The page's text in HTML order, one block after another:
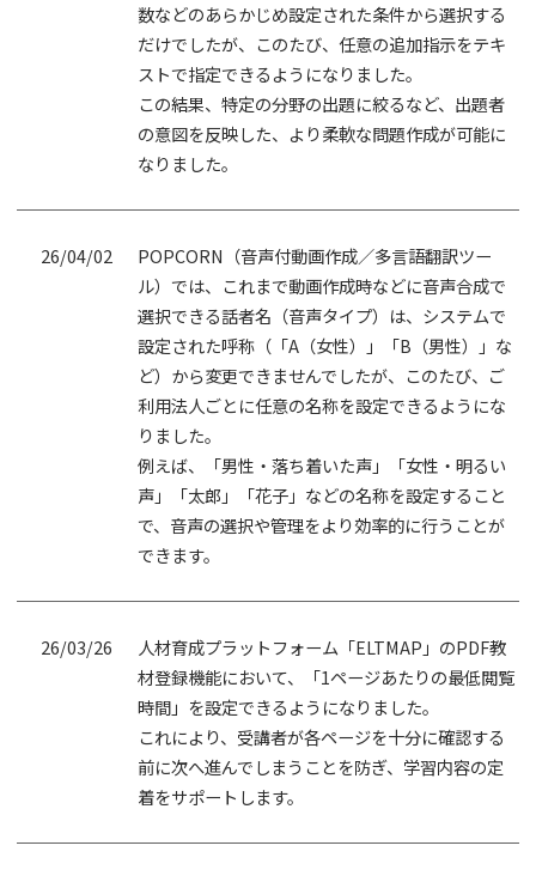
数などのあらかじめ設定された条件から選択する
だけでしたが、このたび、任意の追加指示をテキ
ストで指定できるようになりました。
この結果、特定の分野の出題に絞るなど、出題者
の意図を反映した、より柔軟な問題作成が可能に
なりました。
26/04/02
POPCORN（音声付動画作成／多言語翻訳ツー
ル）では、これまで動画作成時などに音声合成で
選択できる話者名（音声タイプ）は、システムで
設定された呼称（「A（女性）」「B（男性）」な
ど）から変更できませんでしたが、このたび、ご
利用法人ごとに任意の名称を設定できるようにな
りました。
例えば、「男性・落ち着いた声」「女性・明るい
声」「太郎」「花子」などの名称を設定すること
で、音声の選択や管理をより効率的に行うことが
できます。
26/03/26
人材育成プラットフォーム「ELTMAP」のPDF教
材登録機能において、「1ページあたりの最低閲覧
時間」を設定できるようになりました。
これにより、受講者が各ページを十分に確認する
前に次へ進んでしまうことを防ぎ、学習内容の定
着をサポートします。